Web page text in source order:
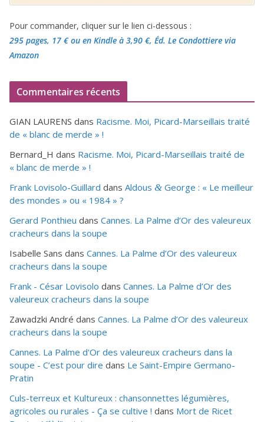
Pour commander, cliquer sur le lien ci-dessous :
295 pages, 17 €ou en Kindle à 3,90 €, Éd. Le Condottiere via
Amazon
Commentaires récents
GIAN LAURENS dans Racisme. Moi, Picard-Marseillais traité
de « blanc de merde » !
Bernard_H dans Racisme. Moi, Picard-Marseillais traité de
« blanc de merde » !
Frank Lovisolo-Guillard dans Aldous & George : « Le meilleur
des mondes » ou « 1984 » ?
Gerard Ponthieu dans Cannes. La Palme d’Or des valeureux
cracheurs dans la soupe
Isabelle Sans dans Cannes. La Palme d’Or des valeureux
cracheurs dans la soupe
Frank - César Lovisolo dans Cannes. La Palme d’Or des
valeureux cracheurs dans la soupe
Zawadzki André dans Cannes. La Palme d’Or des valeureux
cracheurs dans la soupe
Cannes. La Palme d'Or des valeureux cracheurs dans la
soupe - C’est pour dire dans Le Saint-Empire Germano-
Pratin
Culs-terreux et Kultureux : chansonnettes légumières,
agricoles ou rurales - Ça se cultive ! dans Mort de Ricet